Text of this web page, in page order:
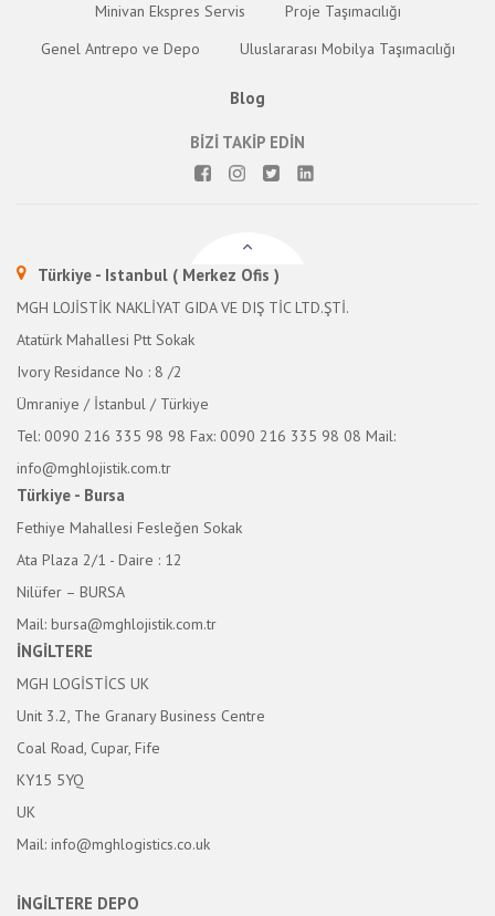
Minivan Ekspres Servis
Proje Taşımacılığı
Genel Antrepo ve Depo
Uluslararası Mobilya Taşımacılığı
Blog
BİZİ TAKİP EDİN
Türkiye - Istanbul ( Merkez Ofis )
MGH LOJİSTİK NAKLİYAT GIDA VE DIŞ TİC LTD.ŞTİ.
Atatürk Mahallesi Ptt Sokak
Ivory Residance No : 8 /2
Ümraniye / İstanbul / Türkiye
Tel: 0090 216 335 98 98 Fax: 0090 216 335 98 08 Mail:
info@mghlojistik.com.tr
Türkiye - Bursa
Fethiye Mahallesi Fesleğen Sokak
Ata Plaza 2/1 - Daire : 12
Nilüfer – BURSA
Mail: bursa@mghlojistik.com.tr
İNGİLTERE
MGH LOGİSTİCS UK
Unit 3.2, The Granary Business Centre
Coal Road, Cupar, Fife
KY15 5YQ
UK
Mail: info@mghlogistics.co.uk
İNGİLTERE DEPO